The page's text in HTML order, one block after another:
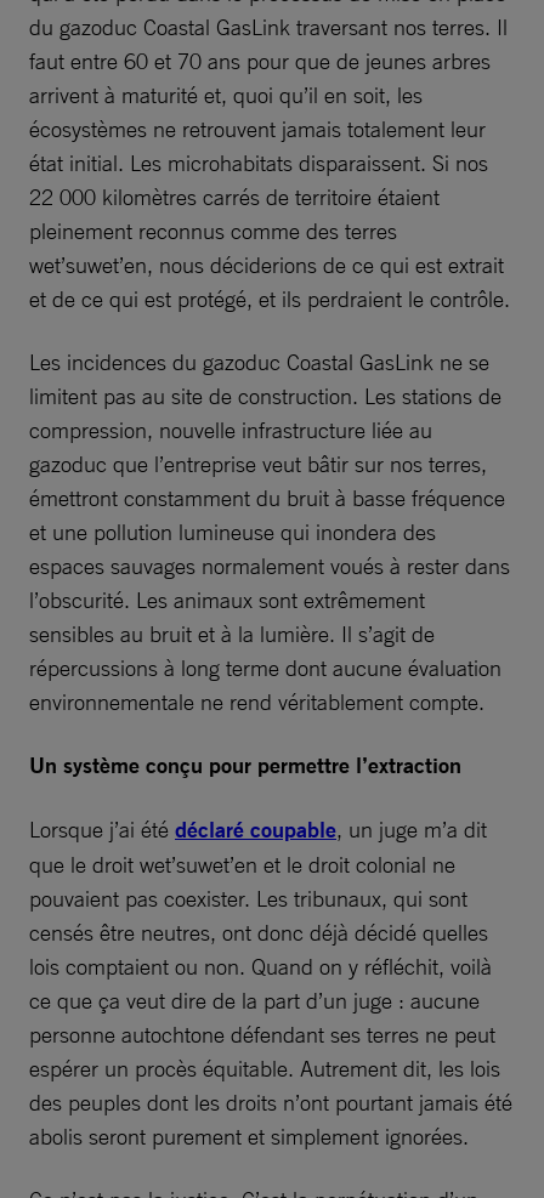
du gazoduc Coastal GasLink traversant nos terres. Il
faut entre 60 et 70 ans pour que de jeunes arbres
arrivent à maturité et, quoi qu’il en soit, les
écosystèmes ne retrouvent jamais totalement leur
état initial. Les microhabitats disparaissent. Si nos
22 000 kilomètres carrés de territoire étaient
pleinement reconnus comme des terres
wet’suwet’en, nous déciderions de ce qui est extrait
et de ce qui est protégé, et ils perdraient le contrôle.
Les incidences du gazoduc Coastal GasLink ne se
limitent pas au site de construction. Les stations de
compression, nouvelle infrastructure liée au
gazoduc que l’entreprise veut bâtir sur nos terres,
émettront constamment du bruit à basse fréquence
et une pollution lumineuse qui inondera des
espaces sauvages normalement voués à rester dans
l’obscurité. Les animaux sont extrêmement
sensibles au bruit et à la lumière. Il s’agit de
répercussions à long terme dont aucune évaluation
environnementale ne rend véritablement compte.
Un système conçu pour permettre l’extraction
Lorsque j’ai été déclaré coupable, un juge m’a dit
que le droit wet’suwet’en et le droit colonial ne
pouvaient pas coexister. Les tribunaux, qui sont
censés être neutres, ont donc déjà décidé quelles
lois comptaient ou non. Quand on y réfléchit, voilà
ce que ça veut dire de la part d’un juge : aucune
personne autochtone défendant ses terres ne peut
espérer un procès équitable. Autrement dit, les lois
des peuples dont les droits n’ont pourtant jamais été
abolis seront purement et simplement ignorées.